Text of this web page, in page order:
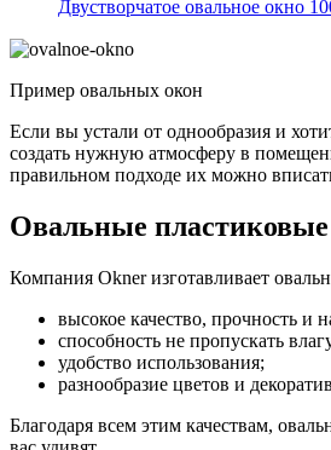
Двустворчатое овальное окно
Пример овальных окон
Если вы устали от однообразия и
создать нужную атмосферу в
правильном подходе их можно
Овальные
Компания Okner изготавливает
высокое качество, прочность и
способность не пропускать
удобство использования;
разнообразие цветов и
Благодаря всем этим качествам,